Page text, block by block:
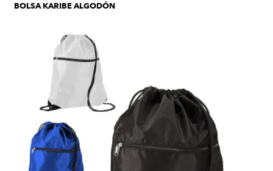
BOLSA KARIBE ALGODÓN